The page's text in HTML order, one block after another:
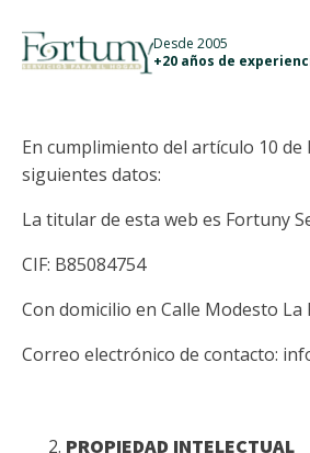
Desde 2005
+20 años de
En cumplimiento del artículo 10
siguientes datos:
La titular de esta web es Fortuny
CIF: B85084754
Con domicilio en Calle Modesto La
Correo electrónico de contacto:
PROPIEDAD INTELECTUAL